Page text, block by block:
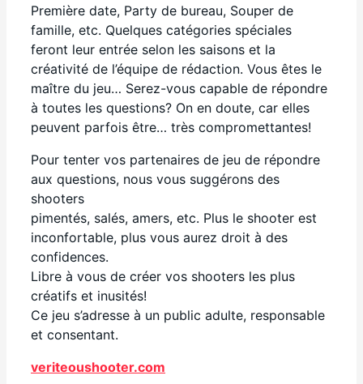
Première date, Party de bureau, Souper de
famille, etc. Quelques catégories spéciales
feront leur entrée selon les saisons et la
créativité de l’équipe de rédaction. Vous êtes le
maître du jeu… Serez-vous capable de répondre
à toutes les questions? On en doute, car elles
peuvent parfois être… très compromettantes!
Pour tenter vos partenaires de jeu de répondre
aux questions, nous vous suggérons des
shooters
pimentés, salés, amers, etc. Plus le shooter est
inconfortable, plus vous aurez droit à des
confidences.
Libre à vous de créer vos shooters les plus
créatifs et inusités!
Ce jeu s’adresse à un public adulte, responsable
et consentant.
veriteoushooter.com